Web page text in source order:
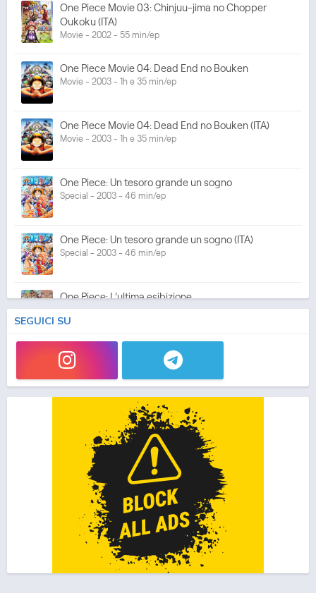
One Piece Movie 03: Chinjuu-jima no Chopper
Oukoku (ITA)
Movie - 2002 - 55 min/ep
One Piece Movie 04: Dead End no Bouken
Movie - 2003 - 1h e 35 min/ep
One Piece Movie 04: Dead End no Bouken (ITA)
Movie - 2003 - 1h e 35 min/ep
One Piece: Un tesoro grande un sogno
Special - 2003 - 46 min/ep
One Piece: Un tesoro grande un sogno (ITA)
Special - 2003 - 46 min/ep
One Piece: L'ultima esibizione
Special - 2003 - 45 min/ep
One Piece: L'ultima esibizione (ITA)
Special - 2003 - 45 min/ep
One Piece Movie 05: Norowareta Seiken
Movie - 2004 - 1h e 35 min/ep
One Piece Movie 05: Norowareta Seiken (ITA)
Movie - 2004 - 1h e 35 min/ep
One Piece Movie 06: Omatsuri Danshaku to Himitsu
no Shima (ITA)
Movie - 2005 - 1h e 31 min/ep
SEGUICI SU